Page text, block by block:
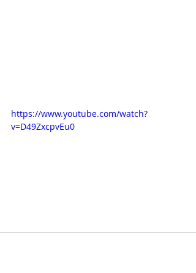
https://www.youtube.com/watch?
v=D49ZxcpvEu0